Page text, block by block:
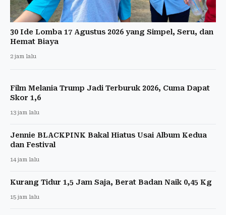
30 Ide Lomba 17 Agustus 2026 yang Simpel, Seru, dan
Hemat Biaya
2 jam lalu
Film Melania Trump Jadi Terburuk 2026, Cuma Dapat
Skor 1,6
13 jam lalu
Jennie BLACKPINK Bakal Hiatus Usai Album Kedua
dan Festival
14 jam lalu
Kurang Tidur 1,5 Jam Saja, Berat Badan Naik 0,45 Kg
15 jam lalu